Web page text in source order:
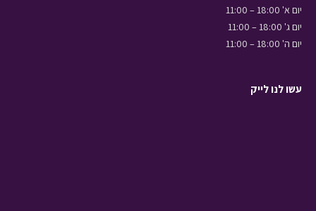
יום א' 18:00 – 11:00
יום ג' 18:00 – 11:00
יום ה' 18:00 – 11:00
עשו לנו לייק